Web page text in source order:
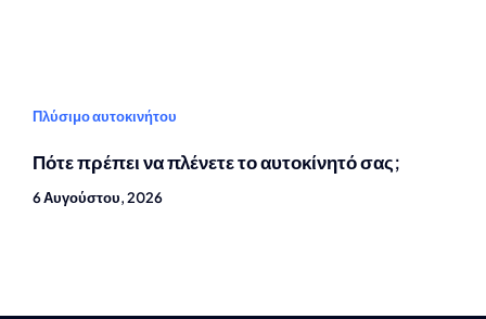
Πλύσιμο αυτοκινήτου
Πότε πρέπει να πλένετε το αυτοκίνητό σας;
6 Αυγούστου, 2026